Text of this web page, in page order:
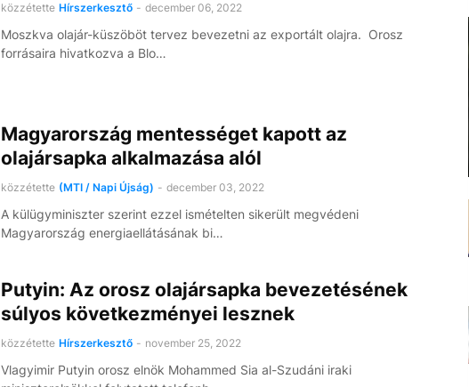
közzétette Hírszerkesztő - december 06, 2022
Moszkva olajár-küszöböt tervez bevezetni az exportált olajra. Orosz
forrásaira hivatkozva a Blo…
Magyarország mentességet kapott az
olajársapka alkalmazása alól
közzétette (MTI / Napi Újság) - december 03, 2022
A külügyminiszter szerint ezzel ismételten sikerült megvédeni
Magyarország energiaellátásának bi…
Putyin: Az orosz olajársapka bevezetésének
súlyos következményei lesznek
közzétette Hírszerkesztő - november 25, 2022
Vlagyimir Putyin orosz elnök Mohammed Sia al-Szudáni iraki